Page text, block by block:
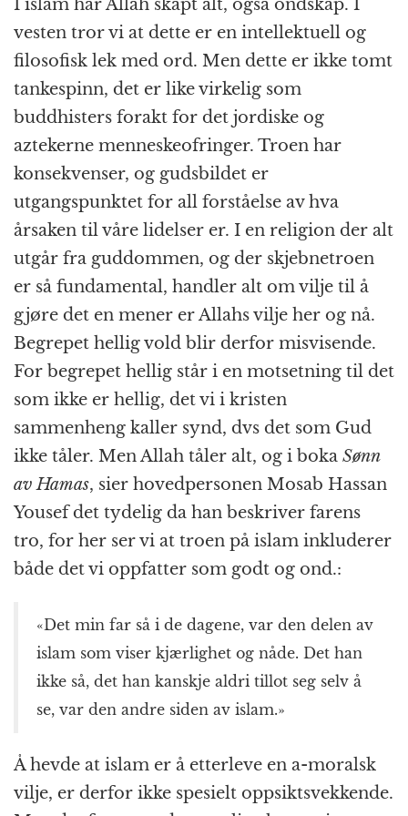
I islam har Allah skapt alt, også ondskap. I
vesten tror vi at dette er en intellektuell og
filosofisk lek med ord. Men dette er ikke tomt
tankespinn, det er like virkelig som
buddhisters forakt for det jordiske og
aztekerne menneskeofringer. Troen har
konsekvenser, og gudsbildet er
utgangspunktet for all forståelse av hva
årsaken til våre lidelser er. I en religion der alt
utgår fra guddommen, og der skjebnetroen
er så fundamental, handler alt om vilje til å
gjøre det en mener er Allahs vilje her og nå.
Begrepet hellig vold blir derfor misvisende.
For begrepet hellig står i en motsetning til det
som ikke er hellig, det vi i kristen
sammenheng kaller synd, dvs det som Gud
ikke tåler. Men Allah tåler alt, og i boka Sønn
av Hamas, sier hovedpersonen Mosab Hassan
Yousef det tydelig da han beskriver farens
tro, for her ser vi at troen på islam inkluderer
både det vi oppfatter som godt og ond.:
«Det min far så i de dagene, var den delen av
islam som viser kjærlighet og nåde. Det han
ikke så, det han kanskje aldri tillot seg selv å
se, var den andre siden av islam.»
Å hevde at islam er å etterleve en a-moralsk
vilje, er derfor ikke spesielt oppsiktsvekkende.